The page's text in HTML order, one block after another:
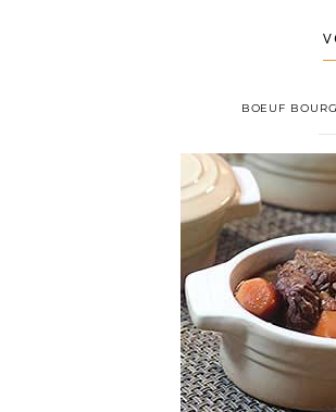
BOEUF